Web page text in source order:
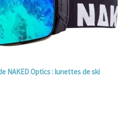
NAKED Optics : lunettes de ski